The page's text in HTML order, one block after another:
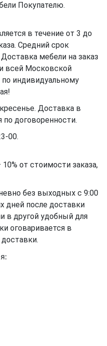
Покупателю.
в течение от 3 до
Средний срок
мебели на заказ
всей Московской
по индивидуальному
Доставка в
договоренности.
00.
от стоимости заказа,
без выходных с 9:00
дней после доставки
в другой удобный для
оговаривается в